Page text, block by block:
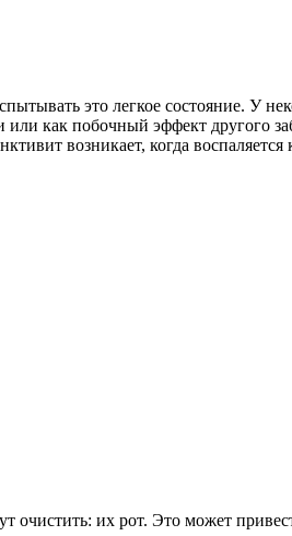
это легкое состояние. У
как побочный эффект другого
возникает, когда
очистить: их рот. Это может